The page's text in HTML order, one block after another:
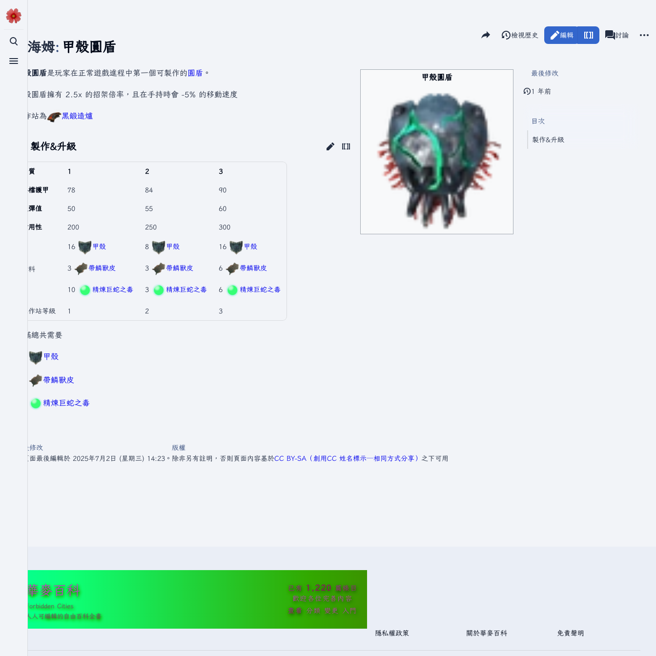
切換搜尋
切換選單
瓦爾海姆: 甲殼圓盾
分享此頁面
視圖閱讀 編輯
檢視歷史 associated-
瓦爾海姆
討論
甲殼圓盾
甲殼圓盾是玩家在正常遊戲進程中第一個可製作的圓盾 。
甲殼圓盾擁有 2.5x 的招架倍率，且在手持時會 -5% 的移動速度
製作站為 黑鍛造爐
製作&升級
品質 1 2 3
格檔護甲 78 84 90
反彈值 50 55 60
耐用性 200 250 300
材料
16 甲殼
3 帶鱗獸皮
10 精煉巨蛇之毒
8 甲殼
3 帶鱗獸皮
3 精煉巨蛇之毒
16 甲殼
6 帶鱗獸皮
6 精煉巨蛇之毒
工作站等級 1 2 3
升滿總共需要
甲殼
帶鱗獸皮
精煉巨蛇之毒
最後修改
1 年前
目次
製作&升級
最後修改
此頁面最後編輯於 2025年7月2日 (星期三) 14:23。
版權
除非另有註明，否則頁面內容基於CC BY-SA（創用CC 姓名標示─相同方式分享） 之下可用
華麥百科
Forbidden Cities
人人可編輯的自由百科全書
已有 1,220 篇條目
歡迎各位完善內容
查看 分類 變更 入門
隱私權政策 關於華麥百科 免責聲明